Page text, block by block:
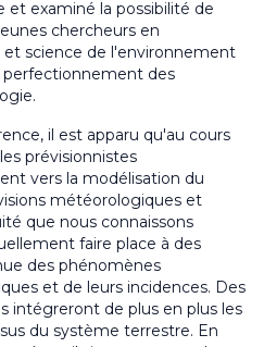
et examiné la possibilité de
chercheurs en
science de l'environnement
perfectionnement des
il est apparu qu'au cours
prévisionnistes
vers la modélisation du
météorologiques et
que nous connaissons
faire place à des
des phénomènes
et de leurs incidences. Des
intégreront de plus en plus les
du système terrestre. En